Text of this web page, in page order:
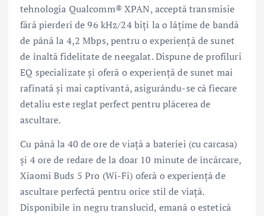
tehnologia Qualcomm® XPAN, acceptă transmisie
fără pierderi de 96 kHz/24 biți la o lățime de bandă
de până la 4,2 Mbps, pentru o experiență de sunet
de înaltă fidelitate de neegalat. Dispune de profiluri
EQ specializate și oferă o experiență de sunet mai
rafinată și mai captivantă, asigurându-se că fiecare
detaliu este reglat perfect pentru plăcerea de
ascultare.
Cu până la 40 de ore de viață a bateriei (cu carcasa)
și 4 ore de redare de la doar 10 minute de încărcare,
Xiaomi Buds 5 Pro (Wi-Fi) oferă o experiență de
ascultare perfectă pentru orice stil de viață.
Disponibile în negru translucid, emană o estetică